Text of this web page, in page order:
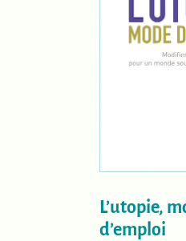
L’utopie,
d’emploi